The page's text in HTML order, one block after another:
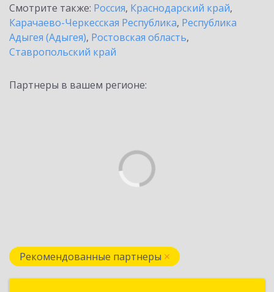
Смотрите также: Россия, Краснодарский край,
Карачаево-Черкесская Республика, Республика
Адыгея (Адыгея), Ростовская область,
Ставропольский край
Партнеры в вашем регионе:
Рекомендованные партнеры